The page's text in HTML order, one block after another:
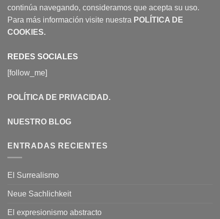
continúa navegando, consideramos que acepta su uso.
Para más información visite nuestra POLÍTICA DE
COOKIES.
REDES SOCIALES
[follow_me]
POLÍTICA DE PRIVACIDAD.
NUESTRO BLOG
ENTRADAS RECIENTES
El Surrealismo
Neue Sachlichkeit
El expresionismo abstracto